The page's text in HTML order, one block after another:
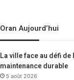
Oran Aujourd’hui
La ville face au défi de
maintenance durable
5 août 2026